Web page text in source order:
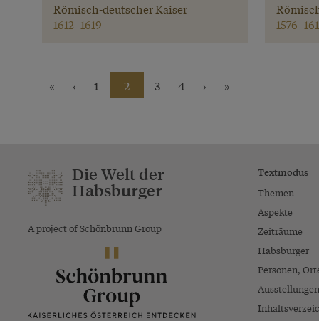
Römisch-deutscher Kaiser
1612–1619
« ‹ 1 2 3 4 › »
Die Welt der
Habsburger
A project of Schönbrunn Group
Textmodus
Themen
Aspekte
Zeiträume
Habsburger
Personen,
Ausstellungen